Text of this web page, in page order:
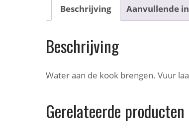
Beschrijving Aanvullende
Beschrijving
Water aan de kook brengen. Vuur
Gerelateerde producten